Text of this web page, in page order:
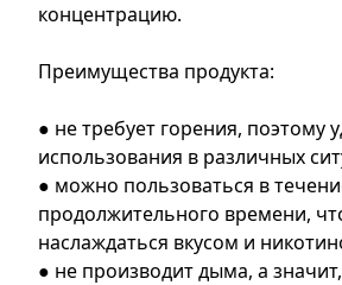
концентрацию.
Преимущества продукта:
● не требует горения, поэтому
использования в различных
● можно пользоваться в
продолжительного времени,
наслаждаться вкусом и
● не производит дыма, а